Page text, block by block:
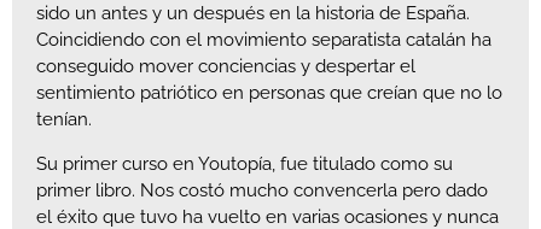
sido un antes y un después en la historia de España.
Coincidiendo con el movimiento separatista catalán ha
conseguido mover conciencias y despertar el
sentimiento patriótico en personas que creían que no lo
tenían.
Su primer curso en Youtopía, fue titulado como su
primer libro. Nos costó mucho convencerla pero dado
el éxito que tuvo ha vuelto en varias ocasiones y nunca